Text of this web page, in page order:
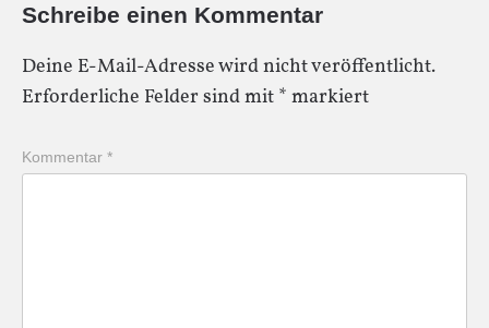
Schreibe einen Kommentar
Deine E-Mail-Adresse wird nicht veröffentlicht.
Erforderliche Felder sind mit * markiert
Kommentar *